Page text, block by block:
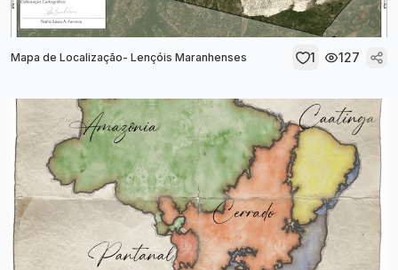
Mapa de Localização- Lençóis Maranhenses 1 127